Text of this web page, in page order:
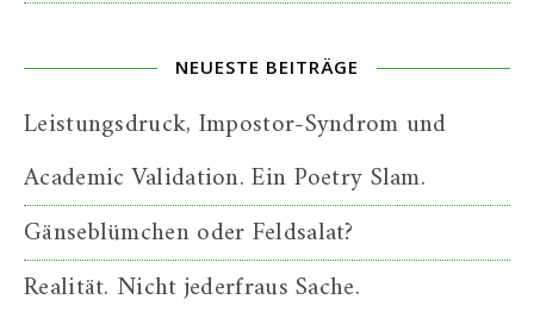
NEUESTE BEITRÄGE
Leistungsdruck, Impostor-Syndrom und
Academic Validation. Ein Poetry Slam.
Gänseblümchen oder Feldsalat?
Realität. Nicht jederfraus Sache.